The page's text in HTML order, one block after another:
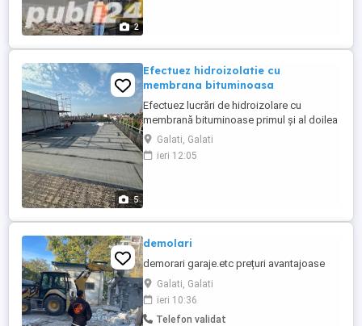
2
5
Efectuez hidroizolatie cu
membrana bituminoasa
Efectuez lucrări de hidroizolare cu
membrană bituminoase primul și al doilea
strat experiență în domeniu cinci ani de
zile lucrate în Germania .
Galati, Galati
ieri 12:05
demolari
demorari garaje.etc prețuri avantajoase
Galati, Galati
ieri 10:36
Telefon validat